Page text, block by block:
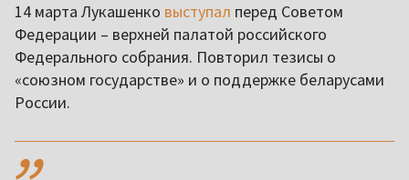
14 марта Лукашенко выступал перед Советом
Федерации – верхней палатой российского
Федерального собрания. Повторил тезисы о
«союзном государстве» и о поддержке беларусами
России.
,,